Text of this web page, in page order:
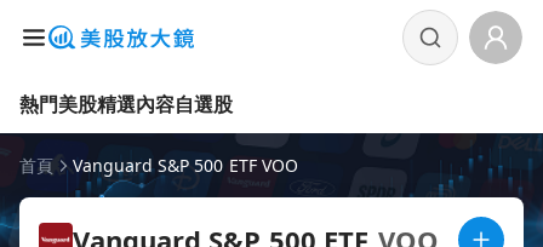
熱門美股精選內容自選股
首頁 Vanguard S&P 500 ETF VOO
Vanguard S&P 500 ETF VOO